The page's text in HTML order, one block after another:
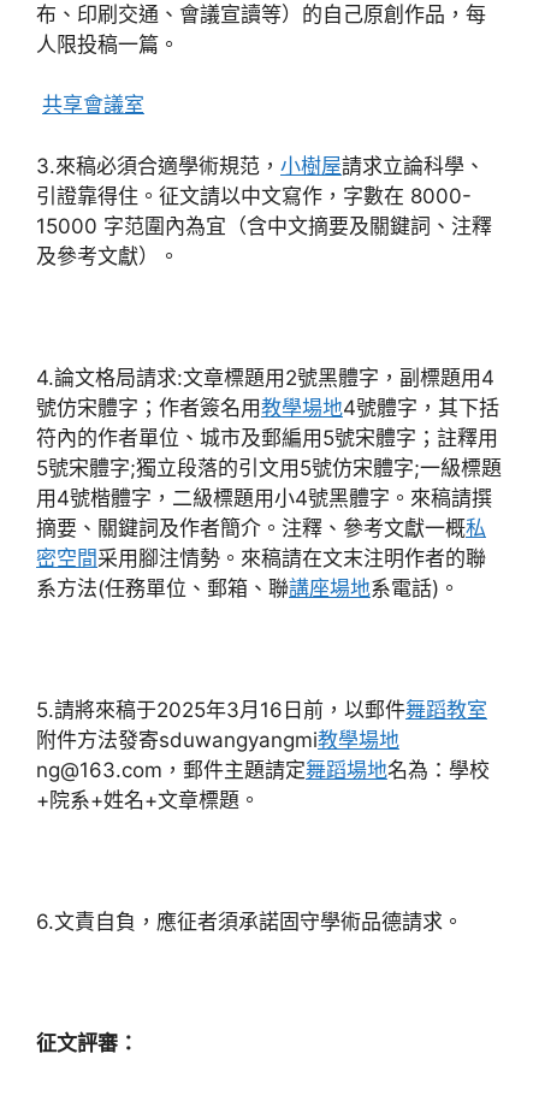
布、印刷交通、會議宣讀等）的自己原創作品，每
人限投稿一篇。
共享會議室
3.來稿必須合適學術規范， 小樹屋請求立論科學、
引證靠得住。征文請以中文寫作，字數在 8000-
15000 字范圍內為宜（含中文摘要及關鍵詞、注釋
及參考文獻）。
4.論文格局請求:文章標題用2號黑體字，副標題用4
號仿宋體字；作者簽名用教學場地4號體字，其下括
符內的作者單位、城市及郵編用5號宋體字；註釋用
5號宋體字;獨立段落的引文用5號仿宋體字;一級標題
用4號楷體字，二級標題用小4號黑體字。來稿請撰
摘要、關鍵詞及作者簡介。注釋、參考文獻一概私
密空間采用腳注情勢。來稿請在文末注明作者的聯
系方法(任務單位、郵箱、聯講座場地系電話)。
5.請將來稿于2025年3月16日前，以郵件舞蹈教室
附件方法發寄sduwangyangmi教學場地
ng@163.com，郵件主題請定舞蹈場地名為：學校
+院系+姓名+文章標題。
6.文責自負，應征者須承諾固守學術品德請求。
征文評審：